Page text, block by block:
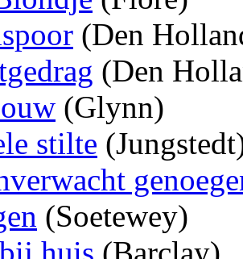
(Den
(Den
(Glynn)
stilte
(Soetewey)
huis (Barclay)